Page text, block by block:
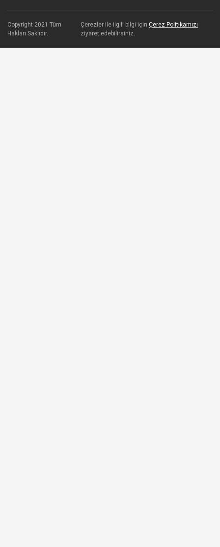
Copyright 2021 Tüm
Hakları Saklıdır.
Çerezler ile ilgili bilgi içinÇerez Politikamızı
ziyaret edebilirsiniz.